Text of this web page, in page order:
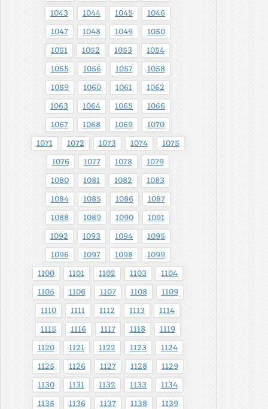
1043 1044 1045 1046
1047 1048 1049 1050
1051 1052 1053 1054
1055 1056 1057 1058
1059 1060 1061 1062
1063 1064 1065 1066
1067 1068 1069 1070
1071 1072 1073 1074 1075
1076 1077 1078 1079
1080 1081 1082 1083
1084 1085 1086 1087
1088 1089 1090 1091
1092 1093 1094 1095
1096 1097 1098 1099
1100 1101 1102 1103 1104
1105 1106 1107 1108 1109
1110 1111 1112 1113 1114
1115 1116 1117 1118 1119
1120 1121 1122 1123 1124
1125 1126 1127 1128 1129
1130 1131 1132 1133 1134
1135 1136 1137 1138 1139